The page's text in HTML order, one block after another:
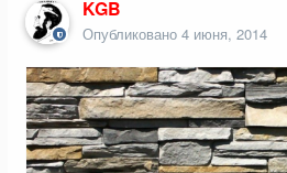
KGB
Опубликовано 4 июня, 2014